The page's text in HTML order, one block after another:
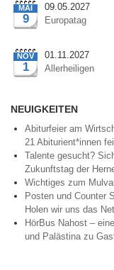
MAI
9
09.05.2027
Europatag
NOV
1
01.11.2027
Allerheiligen
NEUIGKEITEN
Abiturfeier am
21 Abiturient*innen
Talente gesucht?
Zukunftstag der
Wichtiges zum
Posten und Counter
Holen wir uns das
HörBus Nahost –
und Palästina zu